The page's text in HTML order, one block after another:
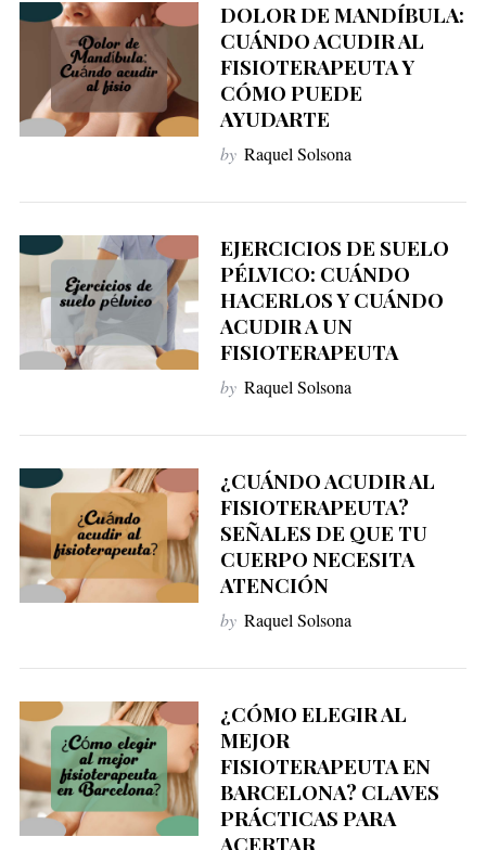
DOLOR DE MANDÍBULA:
CUÁNDO ACUDIR AL
FISIOTERAPEUTA Y
CÓMO PUEDE
AYUDARTE
by Raquel Solsona
EJERCICIOS DE SUELO
PÉLVICO: CUÁNDO
HACERLOS Y CUÁNDO
ACUDIR A UN
FISIOTERAPEUTA
by Raquel Solsona
¿CUÁNDO ACUDIR AL
FISIOTERAPEUTA?
SEÑALES DE QUE TU
CUERPO NECESITA
ATENCIÓN
by Raquel Solsona
¿CÓMO ELEGIR AL
MEJOR
FISIOTERAPEUTA EN
BARCELONA? CLAVES
PRÁCTICAS PARA
ACERTAR